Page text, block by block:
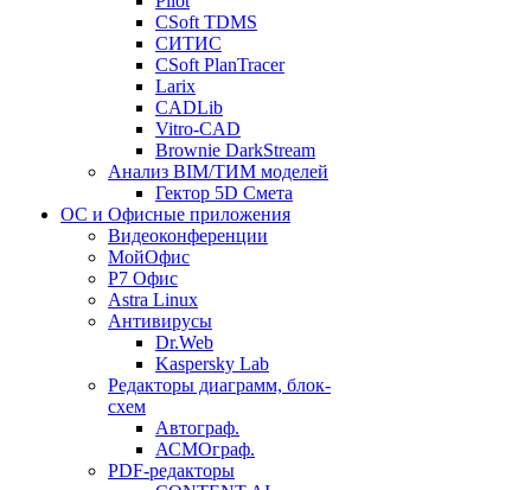
CSoft TDMS
СИТИС
CSoft PlanTracer
Larix
CADLib
Vitro-CAD
Brownie DarkStream
Анализ BIM/ТИМ моделей
Гектор 5D Смета
ОС и Офисные приложения
Видеоконференции
МойОфис
P7 Офис
Astra Linux
Антивирусы
Dr.Web
Kaspersky Lab
Редакторы диаграмм, блок-
схем
Автограф.
АСМОграф.
PDF-редакторы